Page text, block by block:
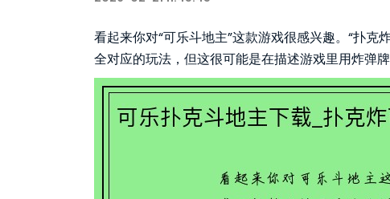
看起来你对“可乐斗地主”这款游戏很感兴趣。“扑
全对应的玩法，但这很可能是在描述游戏里用炸弹牌